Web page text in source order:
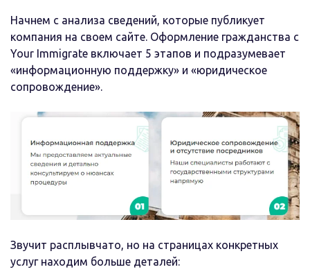
Начнем с анализа сведений, которые публикует
компания на своем сайте. Оформление гражданства c
Your Immigrate включает 5 этапов и подразумевает
«информационную поддержку» и «юридическое
сопровождение».
Звучит расплывчато, но на страницах конкретных
услуг находим больше деталей: